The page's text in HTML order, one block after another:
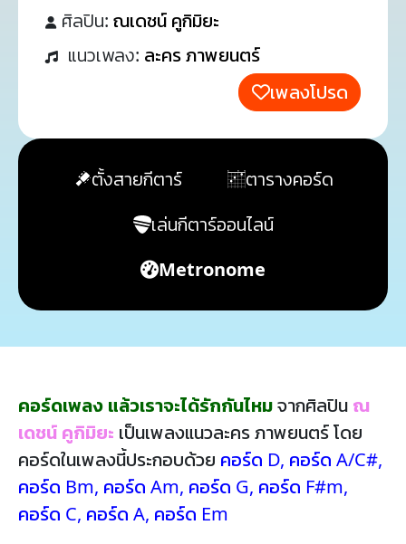
ศิลปิน: ณเดชน์ คูกิมิยะ
แนวเพลง: ละคร ภาพยนตร์
เพลงโปรด
ตั้งสายกีตาร์
ตารางคอร์ด
เล่นกีตาร์ออนไลน์
Metronome
คอร์ดเพลง แล้วเราจะได้รักกันไหมจากศิลปิน ณ
เดชน์ คูกิมิยะ เป็นเพลงแนวละคร ภาพยนตร์ โดย
คอร์ดในเพลงนี้ประกอบด้วย คอร์ด D, คอร์ด A/C#,
คอร์ด Bm, คอร์ด Am, คอร์ด G, คอร์ด F#m,
คอร์ด C, คอร์ด A, คอร์ด Em